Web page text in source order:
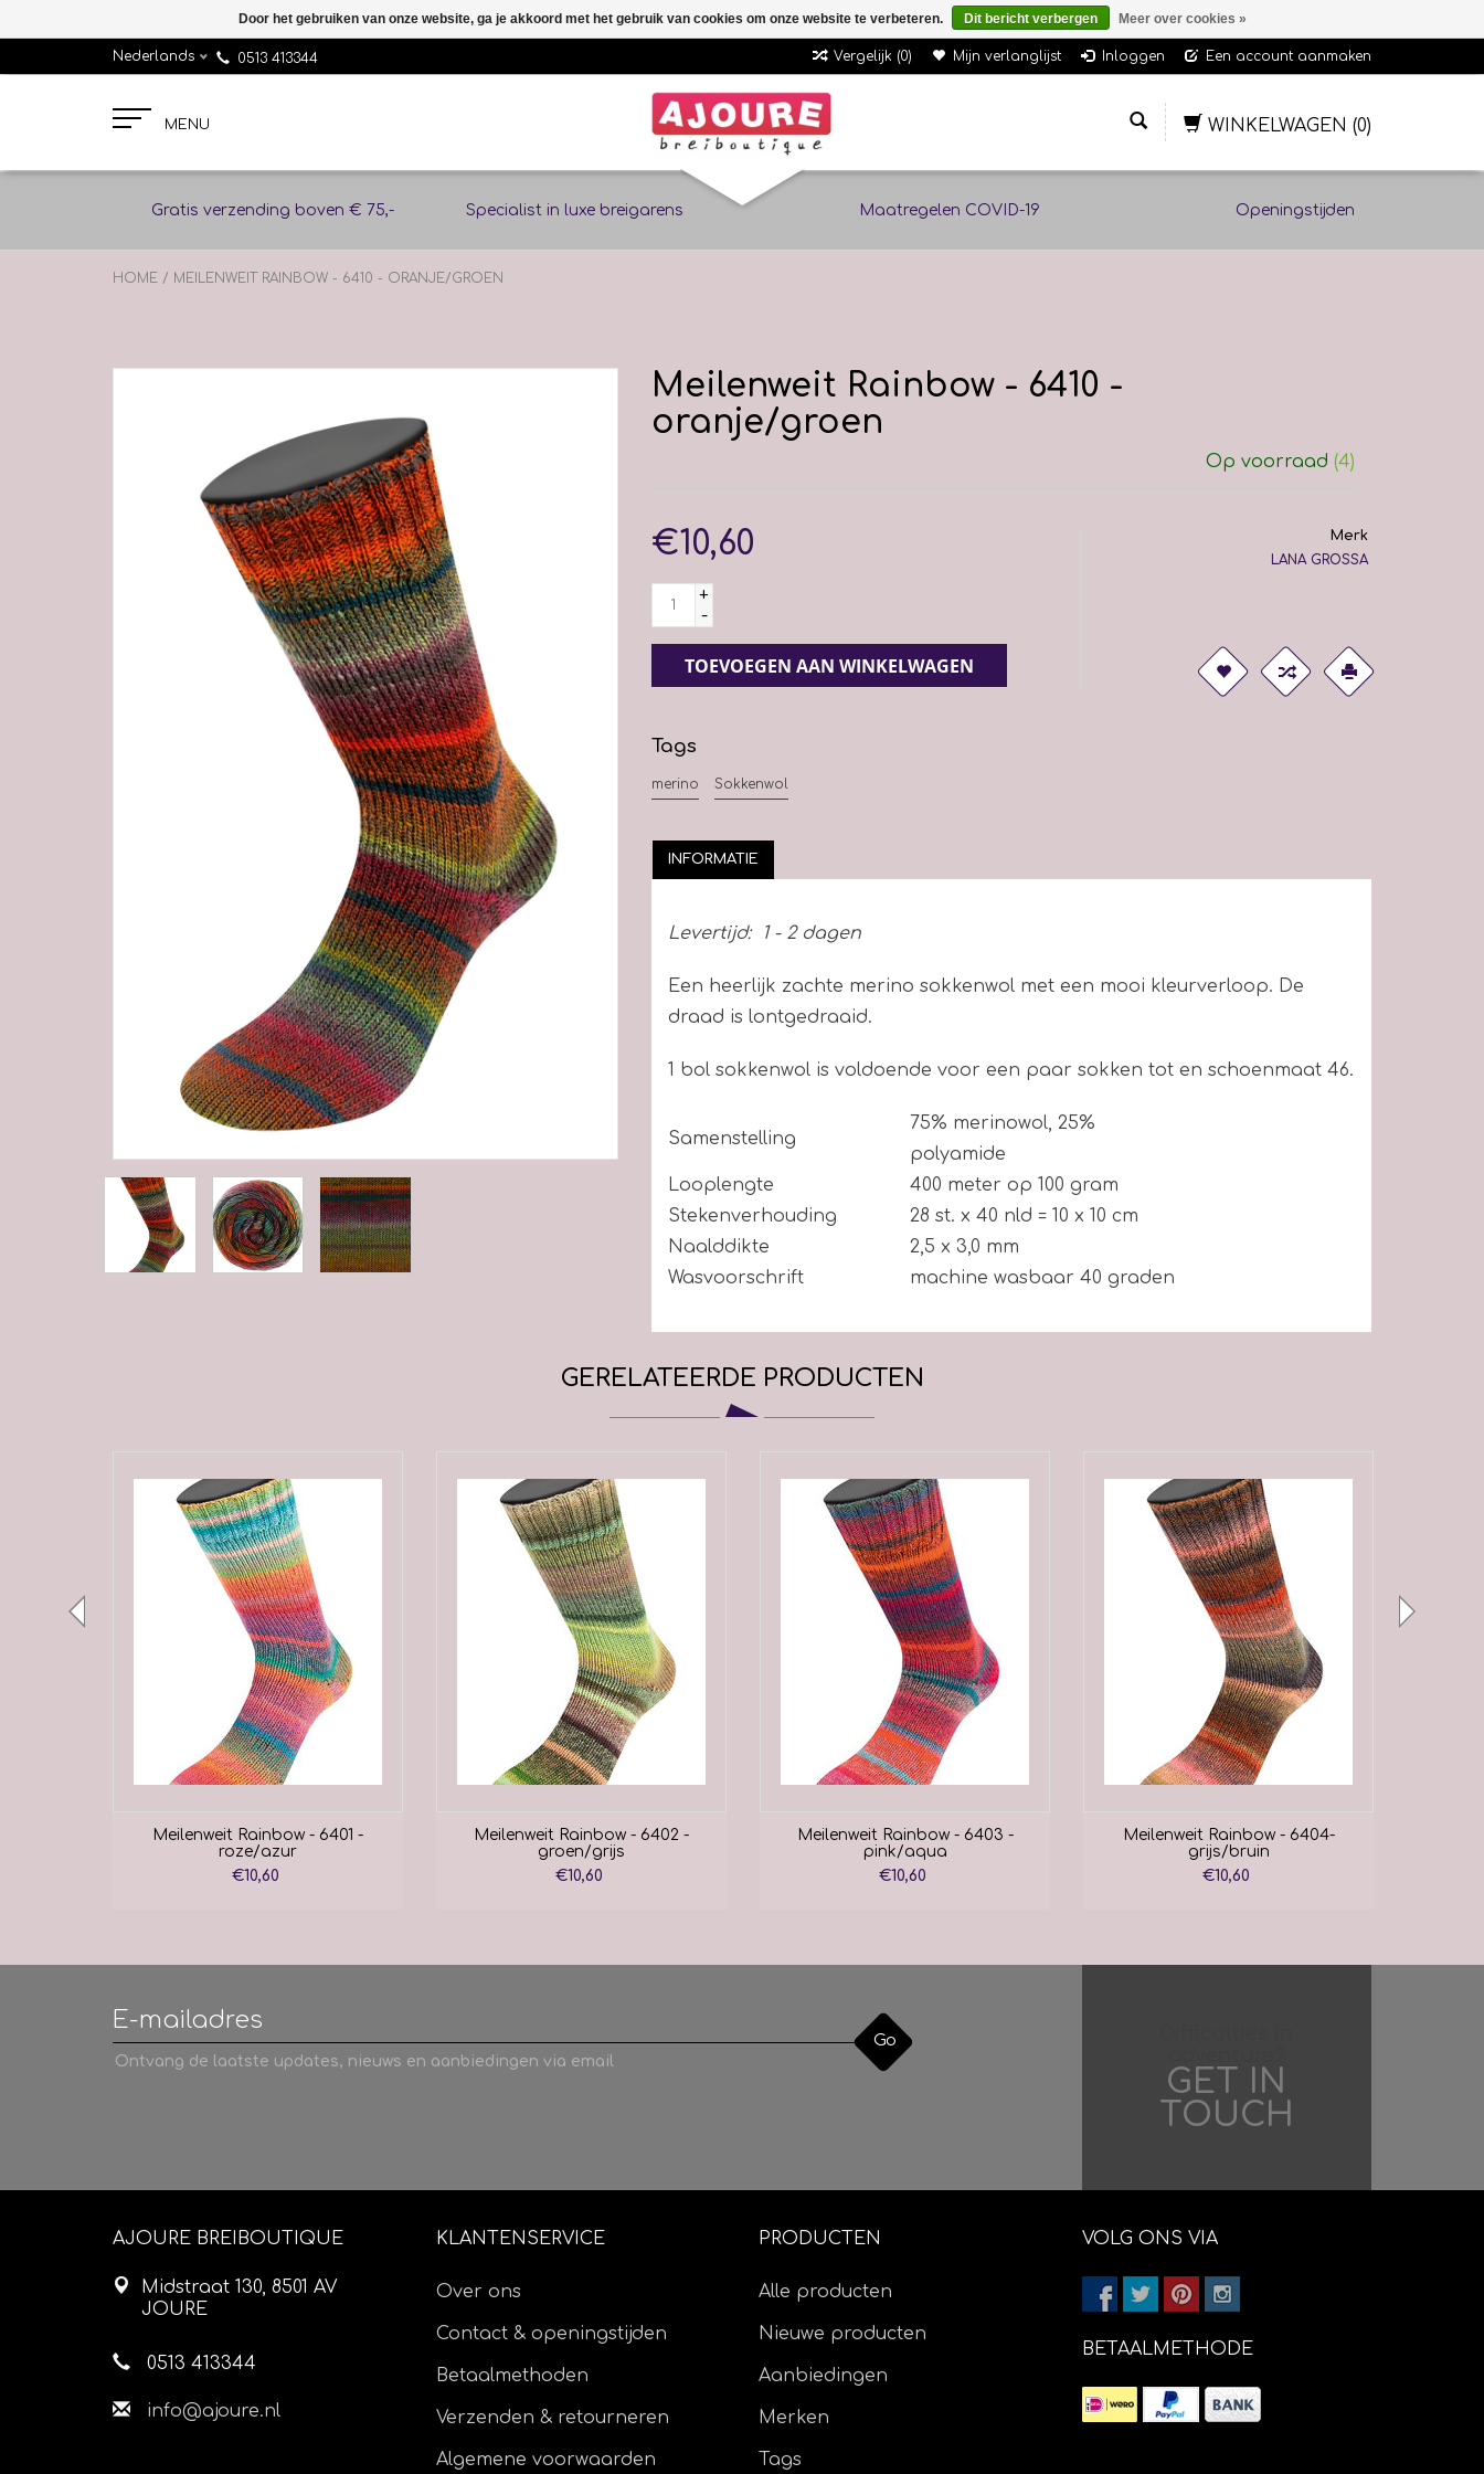
Nederlands 0513 413344 Vergelijk (0) Mijn verlanglijst Inloggen Een account aanmaken
MENU WINKELWAGEN (0)
Gratis verzending boven € 75,- Specialist in luxe breigarens Maatregelen COVID-19 Openingstijden
HOME / MEILENWEIT RAINBOW - 6410 - ORANJE/GROEN
Meilenweit Rainbow - 6410 -
oranje/groen
Op voorraad (4)
€10,60
+
-
TOEVOEGEN AAN WINKELWAGEN
Merk
LANA GROSSA
Tags
merino Sokkenwol
INFORMATIE
Levertijd: 1 - 2 dagen
Een heerlijk zachte merino sokkenwol met een mooi kleurverloop. De
draad is lontgedraaid.
1 bol sokkenwol is voldoende voor een paar sokken tot en schoenmaat 46.
Samenstelling
75% merinowol, 25%
polyamide
Looplengte
400 meter op 100 gram
Stekenverhouding
28 st. x 40 nld = 10 x 10 cm
Naalddikte
2,5 x 3,0 mm
Wasvoorschrift
machine wasbaar 40 graden
GERELATEERDE PRODUCTEN
Meilenweit Rainbow - 6401 -
roze/azur
€10,60
Meilenweit Rainbow - 6402 -
groen/grijs
€10,60
Meilenweit Rainbow - 6403 -
pink/aqua
€10,60
Meilenweit Rainbow - 6404-
grijs/bruin
€10,60
Go
Ontvang de laatste updates, nieuws en aanbiedingen via email
GET IN
TOUCH
AJOURE BREIBOUTIQUE
Midstraat 130, 8501 AV
JOURE
0513 413344
info@ajoure.nl
KLANTENSERVICE
Over ons
Contact & openingstijden
Betaalmethoden
Verzenden & retourneren
Algemene voorwaarden
PRODUCTEN
Alle producten
Nieuwe producten
Aanbiedingen
Merken
Tags
VOLG ONS VIA
BETAALMETHODE
Door het gebruiken van onze website, ga je akkoord met het gebruik van cookies om onze website te verbeteren. Dit bericht verbergen Meer over cookies »